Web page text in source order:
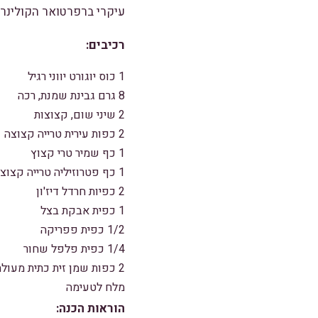
עיקרי ברפרטואר
רכיבים:
1 כוס יוגורט יווני רגיל
8 גרם גבינת שמנת, רכה
2 שיני שום, קצוצות
2 כפות עירית טרייה קצוצה
1 כף שמיר טרי קצוץ
1 כף פטרוזיליה טרייה קצוצה
2 כפיות חרדל דיז'ון
1 כפית אבקת בצל
1/2 כפית פפריקה
1/4 כפית פלפל שחור
2 כפות שמן זית כתית מעולה
מלח לטעימה
הוראות הכנה: